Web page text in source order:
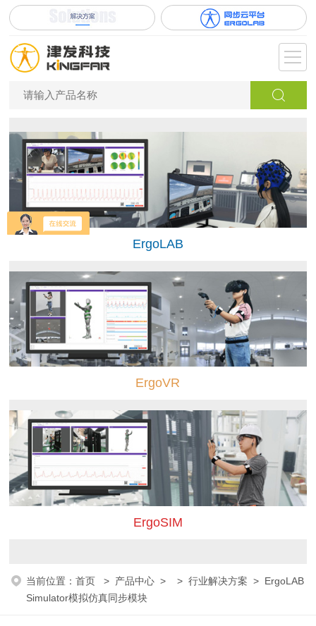
ErgoLAB
ErgoVR
ErgoSIM
当前位置：首页 > 产品中心 > >行业解决方案 > ErgoLAB
Simulator模拟仿真同步模块